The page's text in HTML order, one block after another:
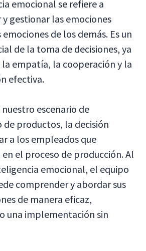
emocional se refiere a
gestionar las emociones
de los demás. Es un
de la toma de decisiones, ya
empatía, la cooperación y la
efectiva.
nuestro escenario de
productos, la decisión
a los empleados que
el proceso de producción. Al
emocional, el equipo
comprender y abordar sus
de manera eficaz,
una implementación sin